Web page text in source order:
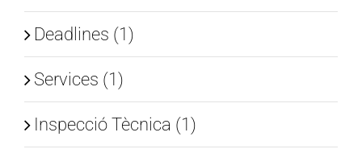
Deadlines (1)
Services (1)
Inspecció Tècnica (1)